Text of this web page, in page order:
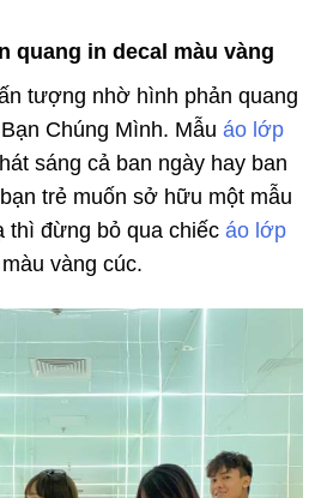
quang in decal màu vàng
tượng nhờ hình phản quang
Chúng Mình. Mẫu áo lớp
sáng cả ban ngày hay ban
trẻ muốn sở hữu một mẫu
thì đừng bỏ qua chiếc áo lớp
vàng cúc.